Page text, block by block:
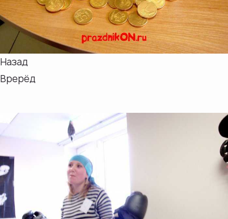
Назад
Врерёд